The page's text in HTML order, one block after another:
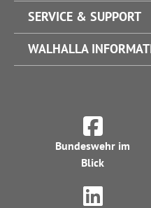
SERVICE & SUPPORT
WALHALLA
Bundeswehr im
Blick